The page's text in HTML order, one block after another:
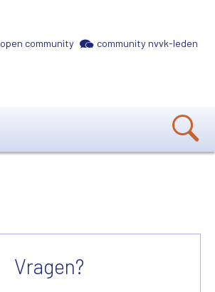
open community community nvvk-leden
Vragen?